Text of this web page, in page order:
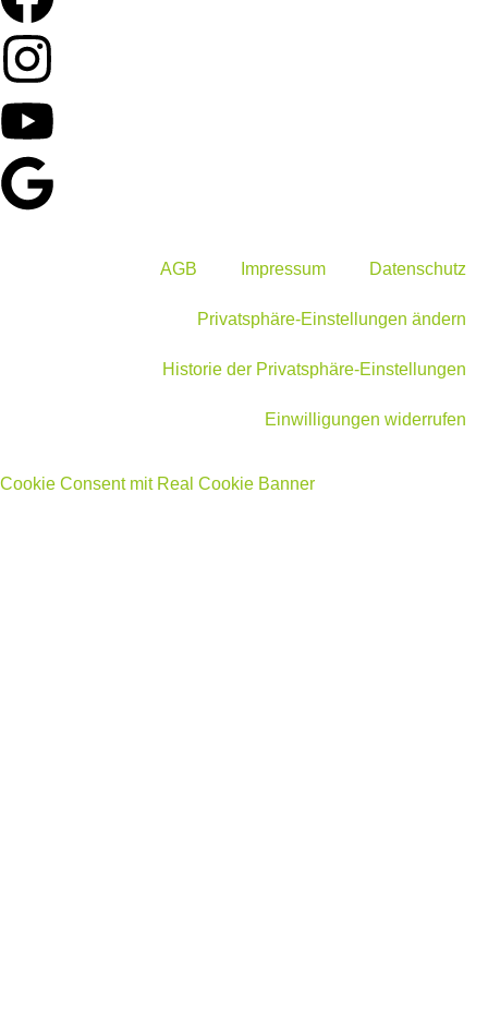
AGB Impressum Datenschutz
Privatsphäre-Einstellungen ändern
Historie der Privatsphäre-Einstellungen
Einwilligungen widerrufen
Cookie Consent mit Real Cookie Banner